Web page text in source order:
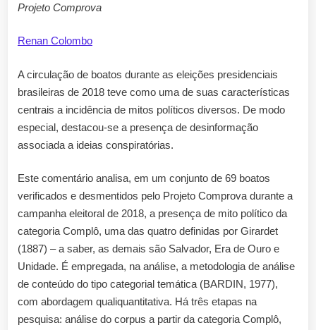
Projeto Comprova
Renan Colombo
A circulação de boatos durante as eleições presidenciais
brasileiras de 2018 teve como uma de suas características
centrais a incidência de mitos políticos diversos. De modo
especial, destacou-se a presença de desinformação
associada a ideias conspiratórias.
Este comentário analisa, em um conjunto de 69 boatos
verificados e desmentidos pelo Projeto Comprova durante a
campanha eleitoral de 2018, a presença de mito político da
categoria Complô, uma das quatro definidas por Girardet
(1887) – a saber, as demais são Salvador, Era de Ouro e
Unidade. É empregada, na análise, a metodologia de análise
de conteúdo do tipo categorial temática (BARDIN, 1977),
com abordagem qualiquantitativa. Há três etapas na
pesquisa: análise do corpus a partir da categoria Complô,